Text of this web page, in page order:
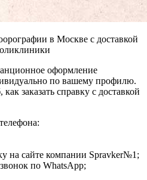
в Москве с доставкой
оформление
по вашему профилю.
заказать справку с доставкой
на сайте компании Spravker№1;
по WhatsApp;